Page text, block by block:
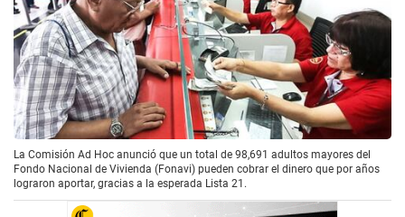
La Comisión Ad Hoc anunció que un total de 98,691 adultos mayores del
Fondo Nacional de Vivienda (Fonavi) pueden cobrar el dinero que por años
lograron aportar, gracias a la esperada Lista 21.